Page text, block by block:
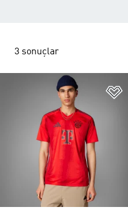
3 sonuçlar